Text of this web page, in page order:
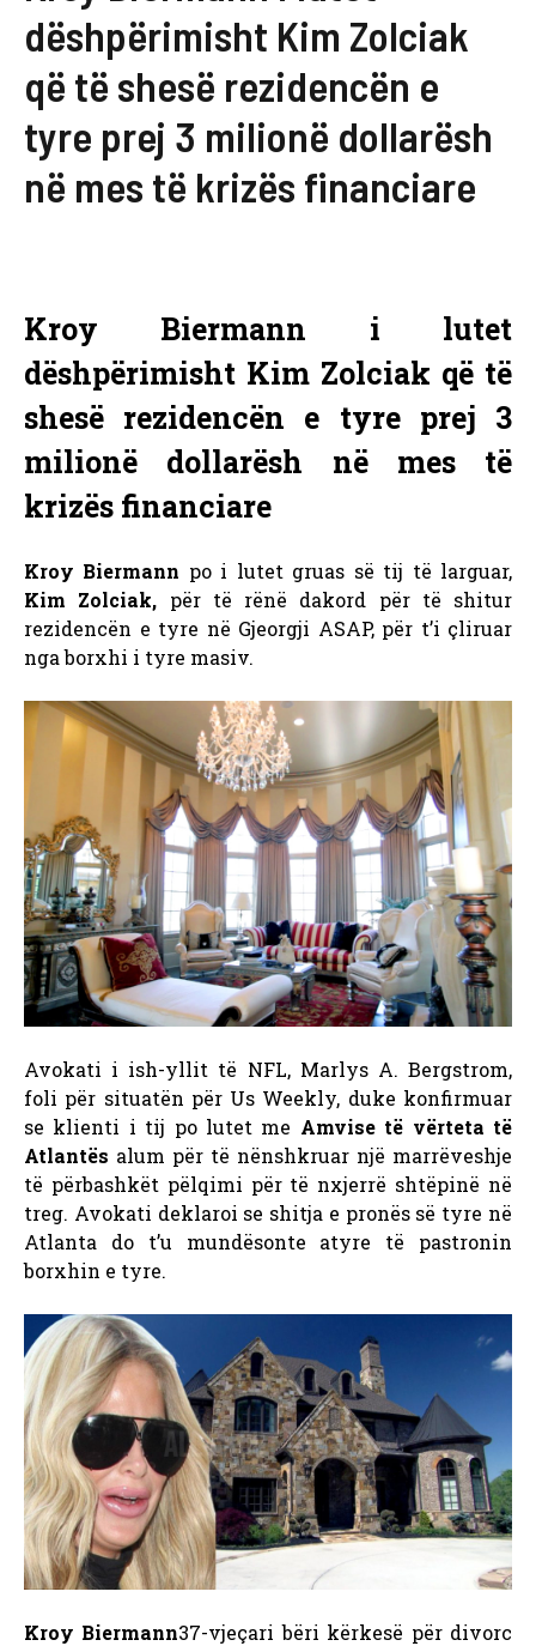
dëshpërimisht Kim Zolciak
që të shesë rezidencën e
tyre prej 3 milionë dollarësh
në mes të krizës financiare
Kroy Biermann i lutet
dëshpërimisht Kim Zolciak që të
shesë rezidencën e tyre prej 3
milionë dollarësh në mes të
krizës financiare
Kroy Biermann po i lutet gruas së tij të larguar,
Kim Zolciak, për të rënë dakord për të shitur
rezidencën e tyre në Gjeorgji ASAP, për t’i çliruar
nga borxhi i tyre masiv.
Avokati i ish-yllit të NFL, Marlys A. Bergstrom,
foli për situatën për Us Weekly, duke konfirmuar
se klienti i tij po lutet me Amvise të vërteta të
Atlantës alum për të nënshkruar një marrëveshje
të përbashkët pëlqimi për të nxjerrë shtëpinë në
treg. Avokati deklaroi se shitja e pronës së tyre në
Atlanta do t’u mundësonte atyre të pastronin
borxhin e tyre.
Kroy Biermann37-vjeçari bëri kërkesë për divorc